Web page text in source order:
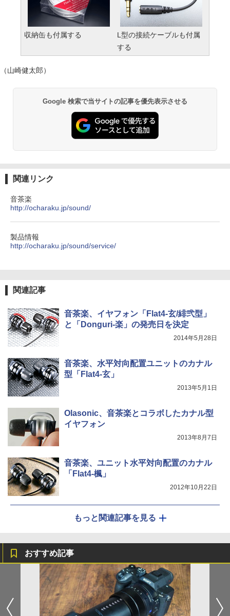
収納缶も付属する
L型の接続ケーブルも付属
する
（山崎健太郎）
Google 検索で当サイトの記事を優先表示させる
関連リンク
音茶楽
http://ocharaku.jp/sound/
製品情報
http://ocharaku.jp/sound/service/
関連記事
音茶楽、イヤフォン「Flat4-玄/緋弐型」
と「Donguri-楽」の発売日を決定
2014年5月28日
音茶楽、水平対向配置ユニットのカナル
型「Flat4-玄」
2013年5月1日
Olasonic、音茶楽とコラボしたカナル型
イヤフォン
2013年8月7日
音茶楽、ユニット水平対向配置のカナル
「Flat4-楓」
2012年10月22日
もっと関連記事を見る
おすすめ記事